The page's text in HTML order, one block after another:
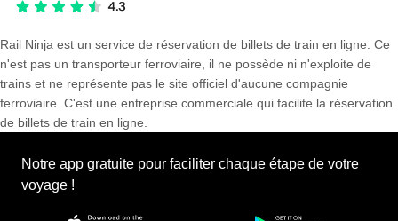
Rail Ninja est un service de réservation de billets de train en ligne. Ce
n'est pas un transporteur ferroviaire, il ne possède ni n'exploite de
trains et ne représente pas le site officiel d'aucune compagnie
ferroviaire. C'est une entreprise commerciale qui facilite la réservation
de billets de train en ligne.
Notre app gratuite pour faciliter chaque étape de votre
voyage !